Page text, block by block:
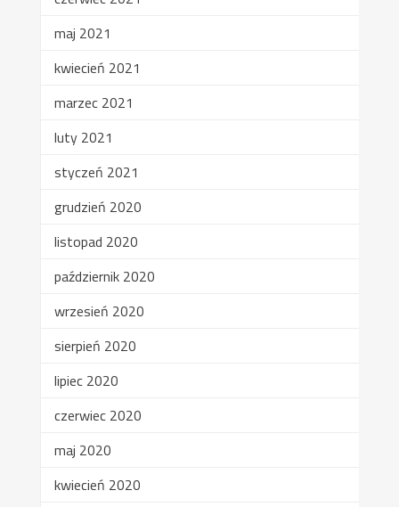
maj 2021
kwiecień 2021
marzec 2021
luty 2021
styczeń 2021
grudzień 2020
listopad 2020
październik 2020
wrzesień 2020
sierpień 2020
lipiec 2020
czerwiec 2020
maj 2020
kwiecień 2020